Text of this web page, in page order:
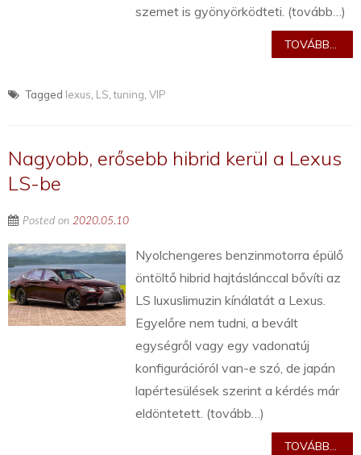
szemet is gyönyörködteti. (tovább…)
TOVÁBB...
Tagged lexus LS ,tuning VIP
Nagyobb, erősebb hibrid kerül a Lexus
LS-be
Posted on 2020.05.10
Nyolchengeres benzinmotorra épülő
öntöltő hibrid hajtáslánccal bővíti az
LS luxuslimuzin kínálatát a Lexus.
Egyelőre nem tudni, a bevált
egységről vagy egy vadonatúj
konfigurációról van-e szó, de japán
lapértesülések szerint a kérdés már
eldöntetett. (tovább…)
TOVÁBB...